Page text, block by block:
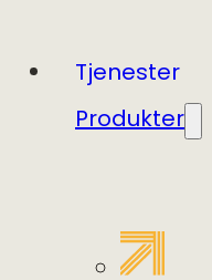
Tjenester
Produkter